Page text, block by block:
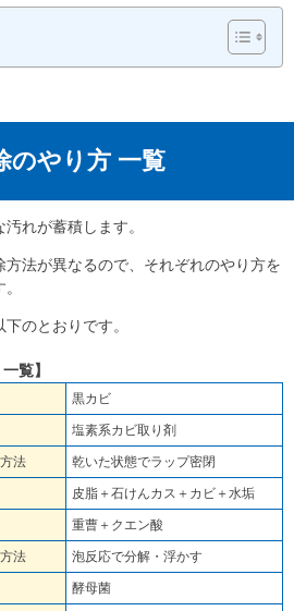
のやり方 一覧
れが蓄積します。
法が異なるので、それぞれのやり方を
のとおりです。
覧】
黒カビ
塩素系カビ取り剤
法 乾いた状態でラップ密閉
皮脂＋石けんカス＋カビ＋水垢
重曹＋クエン酸
法 泡反応で分解・浮かす
酵母菌